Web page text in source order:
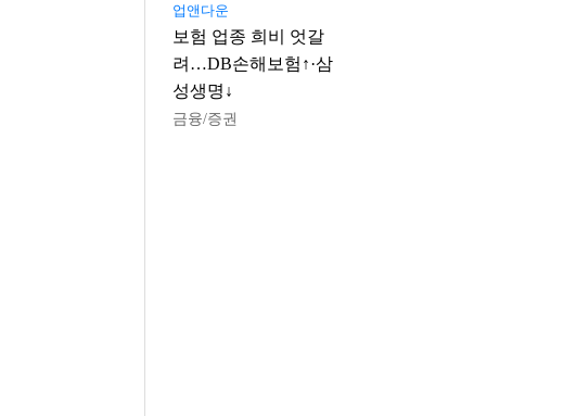
업앤다운
보험 업종 희비 엇갈
려…DB손해보험↑·삼
성생명↓
금융/증권